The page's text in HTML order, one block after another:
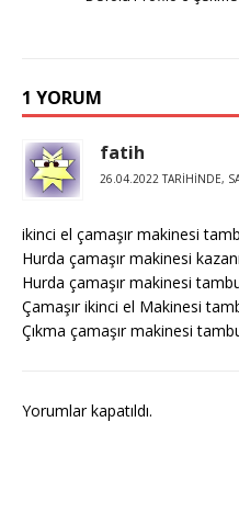
1 YORUM
fatih
26.04.2022 TARIHINDE,
ikinci el çamaşır makinesi
Hurda çamaşır makinesi
Hurda çamaşır makinesi
Çamaşır ikinci el Makinesi
Çıkma çamaşır makinesi
Yorumlar kapatıldı.